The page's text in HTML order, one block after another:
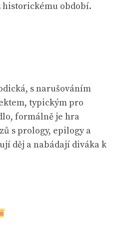
historickému období.
s narušováním
typickým pro
formálně je hra
s prology, epilogy a
děj a nabádají diváka k